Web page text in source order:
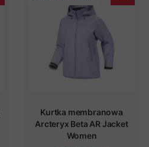
Kurtka membranowa
Arcteryx Beta AR Jacket
Women